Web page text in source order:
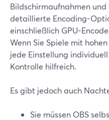
Bildschirmaufnahmen
detaillierte Encoding-
einschließlich GPU-
Wenn Sie Spiele mit
jede Einstellung
Kontrolle hilfreich.
Es gibt jedoch auch
Sie müssen OBS